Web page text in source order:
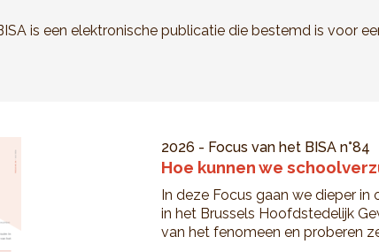
is een elektronische publicatie die bestemd is voor
2026 - Focus van het BISA n°84
Hoe kunnen we
In deze Focus gaan we dieper
in het Brussels Hoofdstedelijk
van het fenomeen en proberen